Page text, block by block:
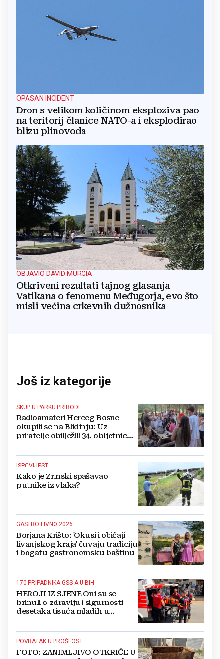
OPASAN INCIDENT
Dron s velikom količinom eksploziva pao
na teritorij članice NATO-a i eksplodirao
blizu plinovoda
OBJAVIO DAVID MURGIA
Otkriveni rezultati tajnog glasanja
Vatikana o fenomenu Međugorja, evo što
misli većina crkevnih dužnosnika
Još iz kategorije
SKUP U PARKU PRIRODE
Radioamateri Herceg Bosne
okupili se na Blidinju: Uz
prijatelje obilježili 34. obljetnicu
ISPOVIJEST
Kako je Zrinski spašavao
putnike iz vlaka?
GASTRO LIVNO 2026
Borjana Krišto: 'Okusi i običaji
livanjskog kraja' čuvaju tradiciju
i bogatu gastronomsku baštinu
170 PRIPADNIKA GSS-A U BIH
HEROJI IZ SJENE Oni su se
brinuli o zdravlju i sigurnosti
desetaka tisuća mladih u
FOTOGRAFIJE
POVRATAK U PROŠLOST
FOTO: ZANIMLJIVO OTKRIĆE U